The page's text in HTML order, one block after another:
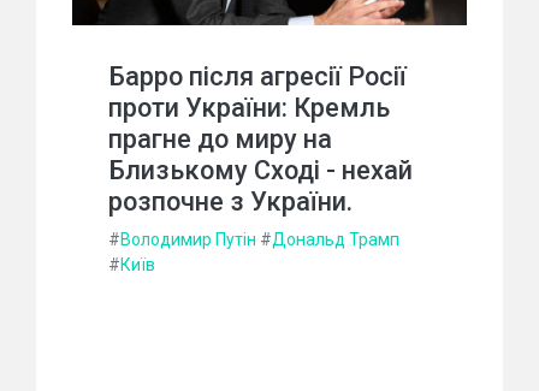
Барро після агресії Росії
проти України: Кремль
прагне до миру на
Близькому Сході - нехай
розпочне з України.
#Володимир Путін #Дональд Трамп
#Київ